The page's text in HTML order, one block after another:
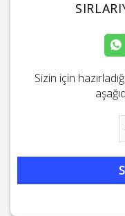
Sizin için